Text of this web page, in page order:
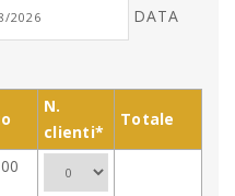
DATA
N.
clienti*
Totale